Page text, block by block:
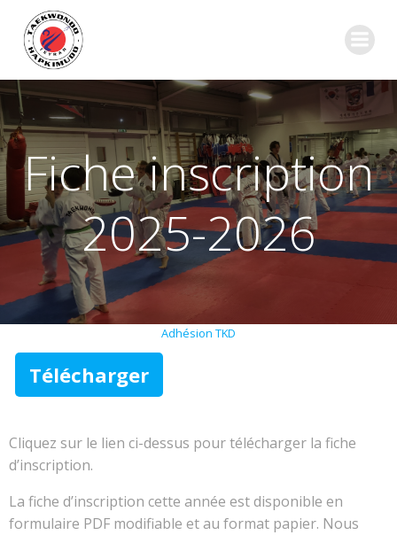
Fiche inscription
2025-2026
Adhésion TKD
Télécharger
Cliquez sur le lien ci-dessus pour télécharger la fiche
d’inscription.
La fiche d’inscription cette année est disponible en
formulaire PDF modifiable et au format papier. Nous